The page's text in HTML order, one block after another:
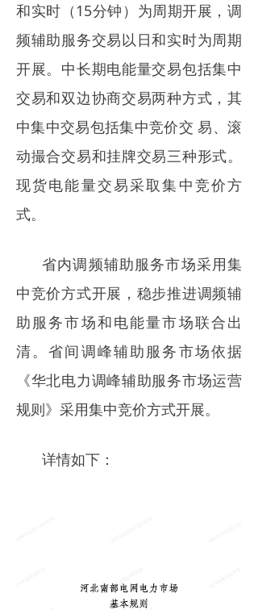
和实时（15分钟）为周期开展，调
频辅助服务交易以日和实时为周期
开展。中长期电能量交易包括集中
交易和双边协商交易两种方式，其
中集中交易包括集中竞价交 易、滚
动撮合交易和挂牌交易三种形式。
现货电能量交易采取集中竞价方
式。
省内调频辅助服务市场采用集
中竞价方式开展，稳步推进调频辅
助服务市场和电能量市场联合出
清。省间调峰辅助服务市场依据
《华北电力调峰辅助服务市场运营
规则》采用集中竞价方式开展。
详情如下：